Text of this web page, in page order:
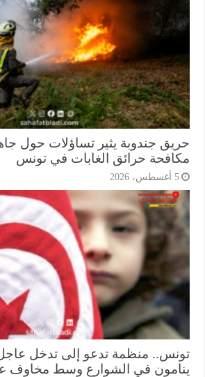
جندوبة يثير تساؤلات حول
حرائق الغابات في تونس
منظمة تدعو إلى تدخل عاجل
في الشوارع وسط مخاوف على